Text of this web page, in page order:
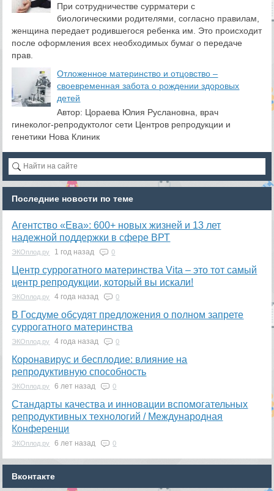
При сотрудничестве суррматери с
биологическими родителями, согласно правилам,
женщина передает родившегося ребенка им. Это происходит
после оформления всех необходимых бумаг о передаче
прав.
Отложенное материнство и отцовство –
своевременная забота о рождении здоровых
детей
Автор: Цораева Юлия Руслановна, врач
гинеколог-репродуктолог сети Центров репродукции и
генетики Нова Клиник
Последние новости по теме
Агентство «Ева»: 600+ новых жизней и 13 лет
надежной поддержки в сфере ВРТ
ЭКОплод.ру 1 год назад 0
​Центр суррогатного материнства Vita – это тот самый
центр репродукции, который вы искали!
ЭКОплод.ру 4 года назад 0
В Госдуме обсудят предложения о полном запрете
суррогатного материнства
ЭКОплод.ру 4 года назад 0
Коронавирус и бесплодие: влияние на
репродуктивную способность
ЭКОплод.ру 6 лет назад 0
​Стандарты качества и инновации вспомогательных
репродуктивных технологий / Международная
Конференци
ЭКОплод.ру 6 лет назад 0
Вконтакте